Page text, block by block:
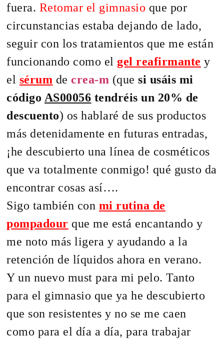
fuera. Retomar el gimnasio que por
circunstancias estaba dejando de lado,
seguir con los tratamientos que me están
funcionando como el gel reafirmante y
el sérum decrea-m (quesi usáis mi
código AS00056 tendréis un 20% de
descuento) os hablaré de sus productos
más detenidamente en futuras entradas,
¡he descubierto una línea de cosméticos
que va totalmente conmigo! qué gusto da
encontrar cosas así….
Sigo también con mi rutina de
pompadour que me está encantando y
me noto más ligera y ayudando a la
retención de líquidos ahora en verano.
Y un nuevo must para mi pelo. Tanto
para el gimnasio que ya he descubierto
que son resistentes y no se me caen
como para el día a día, para trabajar